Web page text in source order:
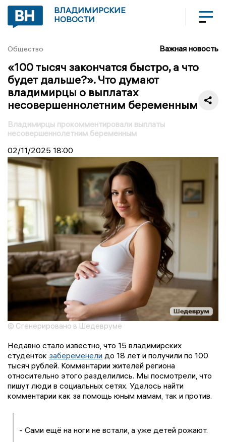
ВЛАДИМИРСКИЕ
НОВОСТИ
Общество Важная новость
«100 тысяч закончатся быстро, а что
будет дальше?». Что думают
владимирцы о выплатах
несовершеннолетним беременным
Владимирцы прокомментировали выплаты
несовершеннолетним беременным
02/11/2025 18:00
© Сгенерировано в Шедевруме
Недавно стало известно, что 15 владимирских
студенток забеременели до 18 лет и получили по 100
тысяч рублей. Комментарии жителей региона
относительно этого разделились. Мы посмотрели, что
пишут люди в социальных сетях. Удалось найти
комментарии как за помощь юным мамам, так и против.
- Сами ещё на ноги не встали, а уже детей рожают.